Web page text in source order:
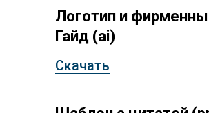
Логотип и
Гайд (ai)
Скачать